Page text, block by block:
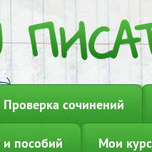
Проверка сочинений
и пособий Мои